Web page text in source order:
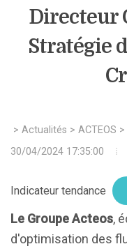
Directeur
Stratégie
> Actualités > ACTEOS >
30/04/2024 17:35:00
Indicateur tendance
Le Groupe Acteos,
d'optimisation des